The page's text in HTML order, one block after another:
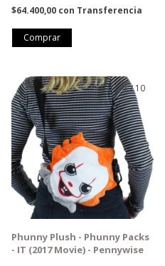
$64.400,00 con Transferencia
1/10
GRATIS
Phunny Plush - Phunny Packs
- IT (2017 Movie) - Pennywise